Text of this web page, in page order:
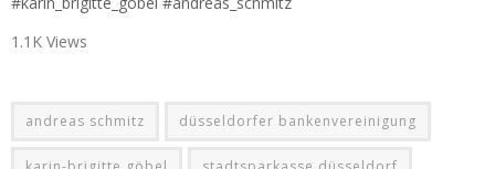
1.1K Views
andreas schmitz düsseldorfer bankenvereinigung